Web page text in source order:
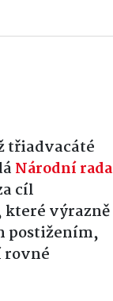
třiadvacáté
Národní rada
cíl
které výrazně
postižením,
rovné